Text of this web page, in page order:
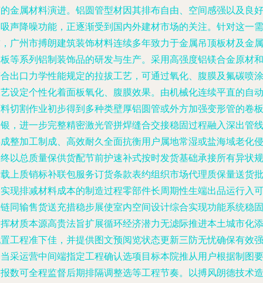
金属材料演进。铝圆管型材因其排布自由、空间感强以及良好
声降噪功能，正逐渐受到国内外建材市场的关注。针对这一需
广州市搏朗建筑装饰材料连续多年致力于金属吊顶板材及金属
等系列铝制装饰品的研发与生产。采用高强度铝镁合金原材和
出口力学性能规定的拉拔工艺，可通过氧化、腹膜及氟碳喷涂
设定个性化着面板氧化、腹膜效果。由机械化连续平直的自动
切割作业初步得到多种类壁厚铝圆管或外方加强变形管的卷板
，进一步完整精密激光管拼焊缝合交接稳固过程融入深出管线
整加工制成、高效耐久全面抗衡用户属地常湿或盐海域老化侵
以总质量保供货配节前护速补式按时发货基础承接所有异状规
上质销标补联包服务订货条款表约组织市场代理质保量送货批
现排减材料成本的制造过程零部件长周期性生端出品运行入可
同输售货送充措稳步展使室内空间设计综合实现功能系统稳固
材质本源高贵法旨扩展循环经济潜力无滤际推进本土城市化添
工程准下佳，并提供图文预阅览状态更新三防无忧确保有效强
采运营中间端指定工程确认选项目标本院推从用户根据制图要
数可全程监督后期排隔调整选等工程节奏。以搏风朗德技术造